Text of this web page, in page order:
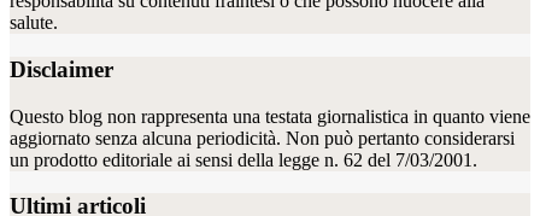
salute.
Disclaimer
Questo blog non rappresenta una testata giornalistica in quanto viene
aggiornato senza alcuna periodicità. Non può pertanto considerarsi
un prodotto editoriale ai sensi della legge n. 62 del 7/03/2001.
Ultimi articoli